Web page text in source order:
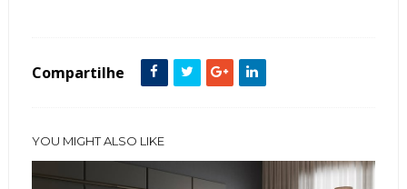
Compartilhe
YOU MIGHT ALSO LIKE